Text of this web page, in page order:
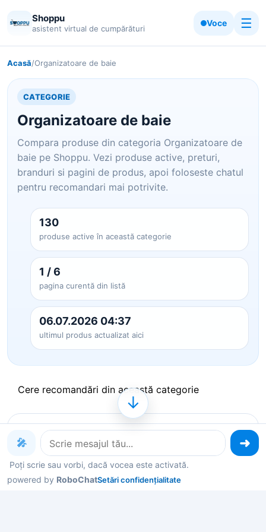
Shoppu
asistent virtual de cumpărături
Voce ☰
Acasă/Organizatoare de baie
CATEGORIE
Organizatoare de baie
Compara produse din categoria Organizatoare de
baie pe Shoppu. Vezi produse active, preturi,
branduri si pagini de produs, apoi foloseste chatul
pentru recomandari mai potrivite.
130
produse active în această categorie
1 / 6
pagina curentă din listă
06.07.2026 04:37
ultimul produs actualizat aici
Cere recomandări din această categorie
Produse pe care le poți explora
acum
Deschide un produs ca să vezi detalii, sau spune-
🎤
Poți scrie sau vorbi, dacă vocea este activată.
powered by RoboChatSetări confidențialitate
↓